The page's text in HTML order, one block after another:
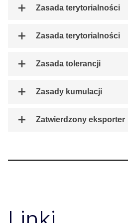
Zasada terytorialności
Zasada terytorialności
Zasada tolerancji
Zasady kumulacji
Zatwierdzony eksporter